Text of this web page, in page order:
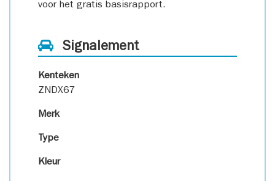
voor het gratis basisrapport.
Signalement
Kenteken
ZNDX67
Merk
Type
Kleur